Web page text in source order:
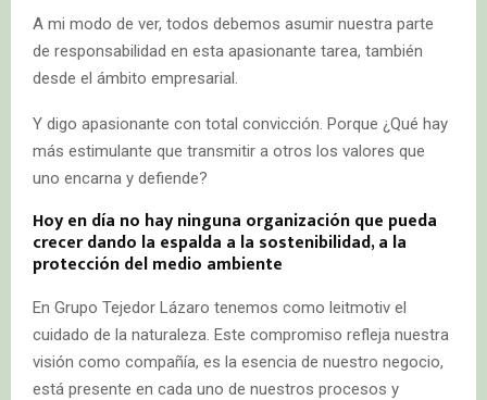
A mi modo de ver, todos debemos asumir nuestra parte
de responsabilidad en esta apasionante tarea, también
desde el ámbito empresarial.
Y digo apasionante con total convicción. Porque ¿Qué hay
más estimulante que transmitir a otros los valores que
uno encarna y defiende?
Hoy en día no hay ninguna organización que pueda
crecer dando la espalda a la sostenibilidad, a la
protección del medio ambiente
En Grupo Tejedor Lázaro tenemos como leitmotiv el
cuidado de la naturaleza. Este compromiso refleja nuestra
visión como compañía, es la esencia de nuestro negocio,
está presente en cada uno de nuestros procesos y